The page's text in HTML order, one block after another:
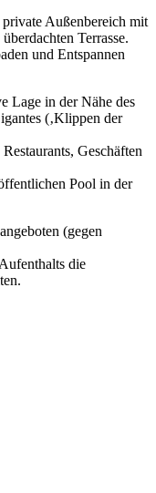
Außenbereich mit
Terrasse.
und Entspannen
Lage in der Nähe des
(‚Klippen der
Geschäften
Pool in der
(gegen
die